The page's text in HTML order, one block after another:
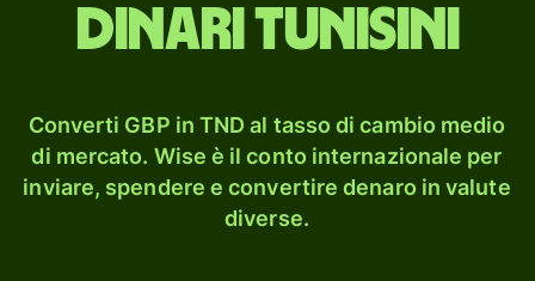
dinari tunisini
Converti GBP in TND al tasso di cambio medio
di mercato. Wise è il conto internazionale per
inviare, spendere e convertire denaro in valute
diverse.